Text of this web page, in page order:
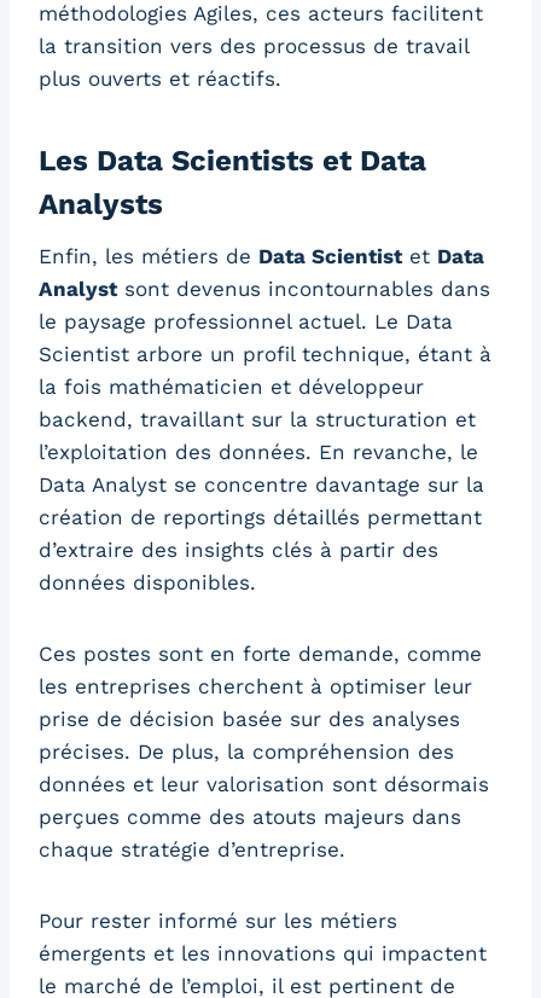
méthodologies Agiles, ces acteurs facilitent
la transition vers des processus de travail
plus ouverts et réactifs.
Les Data Scientists et Data
Analysts
Enfin, les métiers de Data Scientistet Data
Analystsont devenus incontournables dans
le paysage professionnel actuel. Le Data
Scientist arbore un profil technique, étant à
la fois mathématicien et développeur
backend, travaillant sur la structuration et
l’exploitation des données. En revanche, le
Data Analyst se concentre davantage sur la
création de reportings détaillés permettant
d’extraire des insights clés à partir des
données disponibles.
Ces postes sont en forte demande, comme
les entreprises cherchent à optimiser leur
prise de décision basée sur des analyses
précises. De plus, la compréhension des
données et leur valorisation sont désormais
perçues comme des atouts majeurs dans
chaque stratégie d’entreprise.
Pour rester informé sur les métiers
émergents et les innovations qui impactent
le marché de l’emploi, il est pertinent de